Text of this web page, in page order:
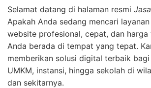
Selamat datang di halaman resmi
Apakah Anda sedang mencari
website profesional, cepat, dan harga
Anda berada di tempat yang tepat.
memberikan solusi digital terbaik bagi
UMKM, instansi, hingga sekolah di
dan sekitarnya.